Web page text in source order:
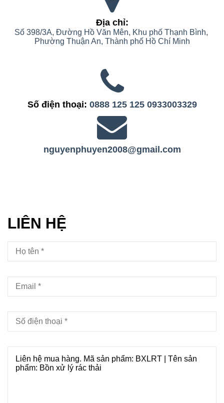
LIÊN HỆ
Địa chỉ:
Số 398/3A, Đường Hồ Văn Mên, Khu phố Thạnh Bình,
Phường Thuận An, Thành phố Hồ Chí Minh
Số điện thoại: 0888 125 125 0933003329
nguyenphuyen2008@gmail.com